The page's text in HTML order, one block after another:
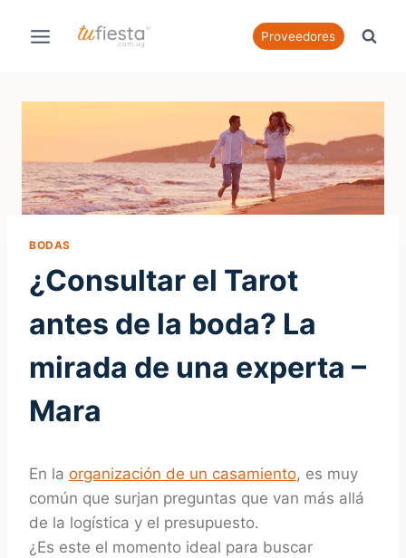
Proveedores
BODAS
¿Consultar el Tarot
antes de la boda? La
mirada de una experta –
Mara
En la organización de un casamiento, es muy
común que surjan preguntas que van más allá
de la logística y el presupuesto.
¿Es este el momento ideal para buscar